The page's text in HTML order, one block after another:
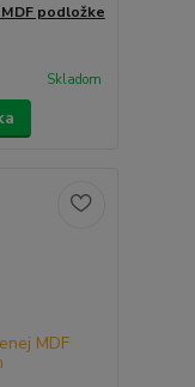
podložke
Skladom